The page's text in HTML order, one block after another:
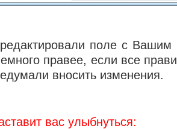
поле с
правее, если все
вносить изменения.
вас улыбнуться: